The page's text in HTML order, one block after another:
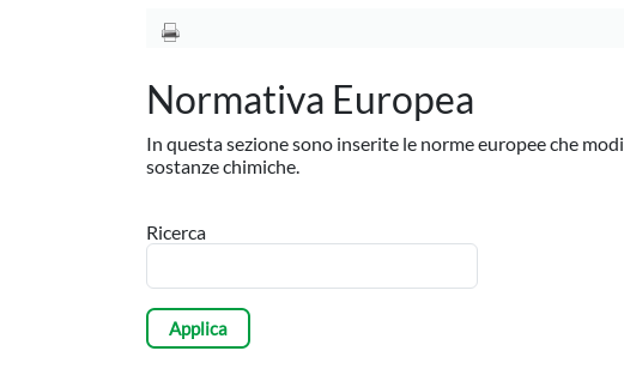
Normativa Europea
In questa sezione sono inserite le norme europee che
sostanze chimiche.
Ricerca